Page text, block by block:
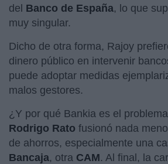
del Banco de España, lo que
muy singular.
Dicho de otra forma, Rajoy
dinero público en intervenir
puede adoptar medidas
malos gestores.
¿Y por qué Bankia es el
Rodrigo Rato fusionó nada
de ahorros, especialmente una
Bancaja, otra CAM. Al final, la